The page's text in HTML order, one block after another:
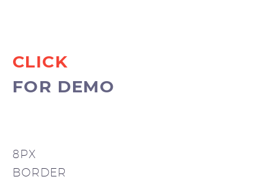
CLICK
FOR DEMO
8PX
BORDER